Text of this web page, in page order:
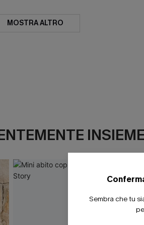
MOSTRA ALTRO
INSIEME
Sembra che tu